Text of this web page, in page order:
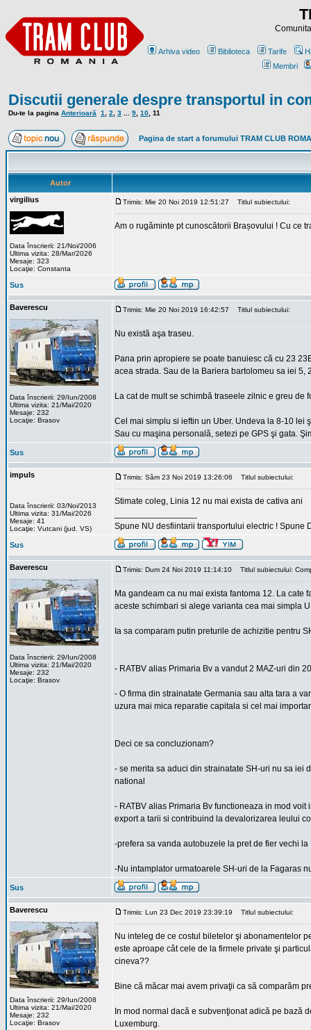
Arhiva video Biblioteca Tarife
Membri
Discutii generale despre transportul in
Du-te la pagina Anterioară 1 2 3 9 10 11
Pagina de start a forumului TRAM CLUB
Autor
virgilius
Data înscrierii: 21/Noi/2006
Ultima vizita: 28/Mar/2026
Mesaje: 323
Locaţie: Constanta
Trimis: Mie 20 Noi 2019 12:51:27 Titlul subiectului:
Am o rugăminte pt cunoscătorii Brașovului ! Cu ce
Sus
Baverescu
Data înscrierii: 29/Iun/2008
Ultima vizita: 21/Mai/2020
Mesaje: 232
Locaţie: Brasov
Trimis: Mie 20 Noi 2019 16:42:57 Titlul subiectului:
Nu există aşa traseu.
Pana prin apropiere se poate banuiesc că cu 23
acea strada. Sau de la Bariera bartolomeu sa iei
La cat de mult se schimbă traseele zilnic e greu
Cel mai simplu si ieftin un Uber. Undeva la 8-10 lei
Sau cu maşina personală, setezi pe GPS şi gata.
Sus
impuls
Data înscrierii: 03/Noi/2013
Ultima vizita: 31/Mai/2026
Mesaje: 41
Locaţie: Vutcani (jud. VS)
Trimis: Sâm 23 Noi 2019 13:26:06 Titlul subiectului:
Stimate coleg, Linia 12 nu mai exista de cativa ani
Spune NU desfiintarii transportului electric ! Spune
Sus
Baverescu
Data înscrierii: 29/Iun/2008
Ultima vizita: 21/Mai/2020
Mesaje: 232
Locaţie: Brasov
Trimis: Dum 24 Noi 2019 11:14:10 Titlul subiectului:
Ma gandeam ca nu mai exista fantoma 12. La
aceste schimbari si alege varianta cea mai simpla
Ia sa comparam putin preturile de achizitie pentru
- RATBV alias Primaria Bv a vandut 2 MAZ-uri din
- O firma din strainatate Germania sau alta tara a
uzura mai mica reparatie capitala si cel mai
Deci ce sa concluzionam?
- se merita sa aduci din strainatate SH-uri nu sa iei
national
- RATBV alias Primaria Bv functioneaza in mod
export a tarii si contribuind la devalorizarea leului
-prefera sa vanda autobuzele la pret de fier vechi
-Nu intamplator urmatoarele SH-uri de la Fagaras
Sus
Baverescu
Data înscrierii: 29/Iun/2008
Ultima vizita: 21/Mai/2020
Mesaje: 232
Locaţie: Brasov
Trimis: Lun 23 Dec 2019 23:39:19 Titlul subiectului:
Nu inteleg de ce costul biletelor şi abonamentelor
este aproape cât cele de la firmele private şi
cineva??
Bine că măcar mai avem privaţii ca să comparăm
In mod normal dacă e subvenţionat adică pe bază
Luxemburg.